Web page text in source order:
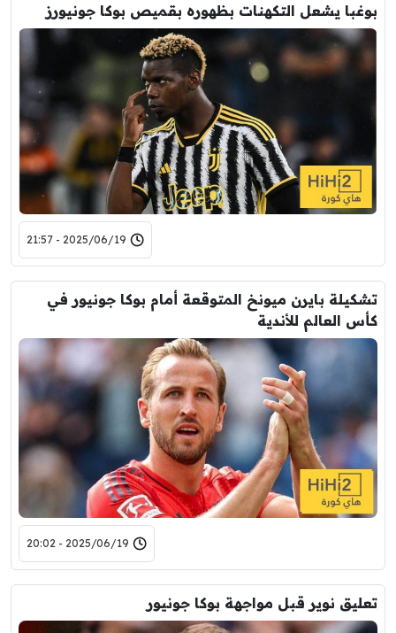
بوغبا يشعل التكهنات بظهوره بقميص بوكا جونيورز
2025/06/19 - 21:57
تشكيلة بايرن ميونخ المتوقعة أمام بوكا جونيور في
كأس العالم للأندية
2025/06/19 - 20:02
تعليق نوير قبل مواجهة بوكا جونيور